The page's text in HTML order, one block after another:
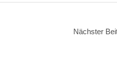
Nächster